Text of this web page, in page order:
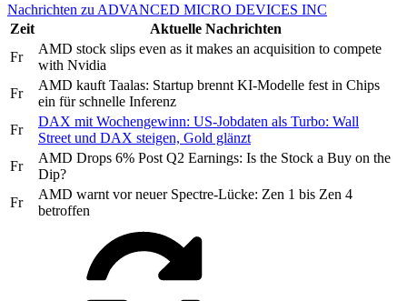
Nachrichten zu ADVANCED MICRO DEVICES INC
Zeit
Aktuelle Nachrichten
Fr
AMD stock slips even as it makes an acquisition to compete
with Nvidia
Fr
AMD kauft Taalas: Startup brennt KI-Modelle fest in Chips
ein für schnelle Inferenz
Fr
DAX mit Wochengewinn: US-Jobdaten als Turbo: Wall
Street und DAX steigen, Gold glänzt
Fr
AMD Drops 6% Post Q2 Earnings: Is the Stock a Buy on the
Dip?
Fr
AMD warnt vor neuer Spectre-Lücke: Zen 1 bis Zen 4
betroffen